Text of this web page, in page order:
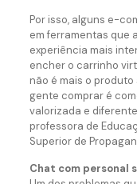
Por isso, alguns e-
em ferramentas que
experiência mais
encher o carrinho
não é mais o
gente comprar é
valorizada e
professora de
Superior de
Chat com personal